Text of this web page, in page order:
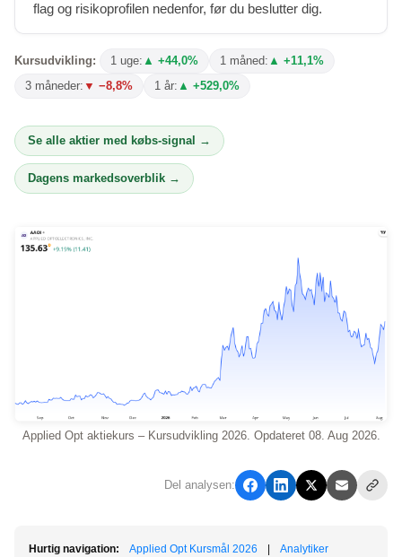
flag og risikoprofilen nedenfor, før du beslutter dig.
Kursudvikling: 1 uge: ▲ +44,0% 1 måned: ▲ +11,1%
3 måneder: ▼ −8,8% 1 år: ▲ +529,0%
Se alle aktier med købs-signal →
Dagens markedsoverblik →
Applied Opt aktiekurs – Kursudvikling 2026. Opdateret 08. Aug 2026.
Del analysen:
Hurtig navigation: Applied Opt Kursmål 2026
Analytiker